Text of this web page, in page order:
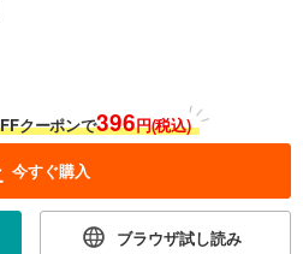
クーポンで396円(税込)
今すぐ購入
ブラウザ試し読み